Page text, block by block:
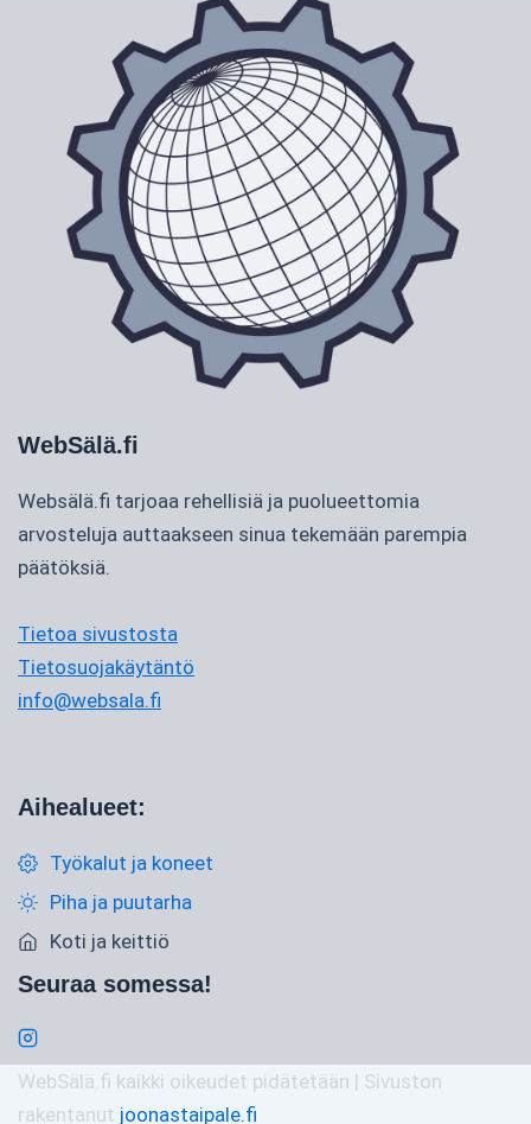
WebSälä.fi
Websälä.fi tarjoaa rehellisiä ja puolueettomia
arvosteluja auttaakseen sinua tekemään parempia
päätöksiä.
Tietoa sivustosta
Tietosuojakäytäntö
info@websala.fi
Aihealueet:
Työkalut ja koneet
Piha ja puutarha
Koti ja keittiö
Seuraa somessa!
WebSälä.fi kaikki oikeudet pidätetään | Sivuston
rakentanut joonastaipale.fi